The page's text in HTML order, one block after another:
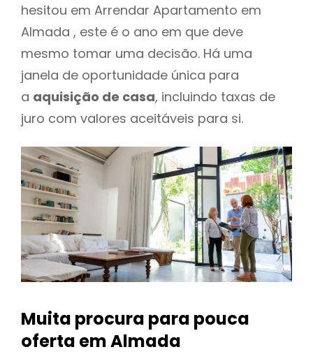
hesitou em Arrendar Apartamento em
Almada , este é o ano em que deve
mesmo tomar uma decisão. Há uma
janela de oportunidade única para
a aquisição de casa, incluindo taxas de
juro com valores aceitáveis para si.
Muita procura para pouca
oferta em Almada